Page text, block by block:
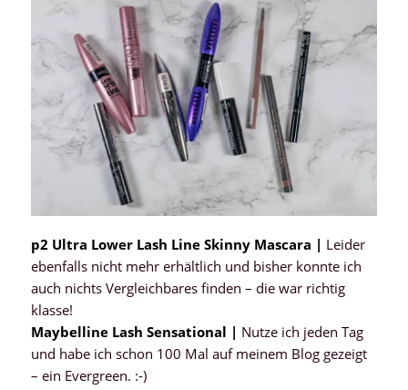
p2 Ultra Lower Lash Line Skinny Mascara | Leider
ebenfalls nicht mehr erhältlich und bisher konnte ich
auch nichts Vergleichbares finden – die war richtig
klasse!
Maybelline Lash Sensational | Nutze ich jeden Tag
und habe ich schon 100 Mal auf meinem Blog gezeigt
– ein Evergreen. :-)